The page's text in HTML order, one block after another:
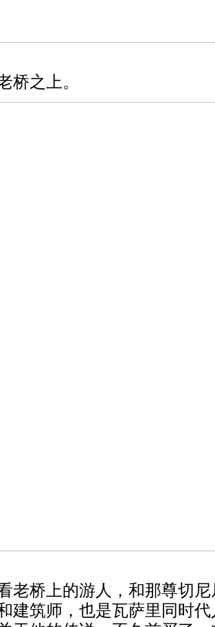
桥之上。
老桥上的游人，和那尊切
建筑师，也是瓦萨里同时